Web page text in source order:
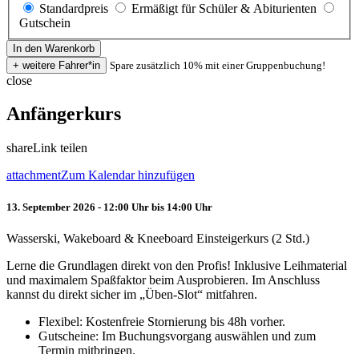
Standardpreis
Ermäßigt für Schüler & Abiturienten
Gutschein
Spare zusätzlich 10% mit einer Gruppenbuchung!
close
Anfängerkurs
shareLink teilen
attachmentZum Kalendar hinzufügen
13. September 2026 - 12:00 Uhr bis 14:00 Uhr
Wasserski, Wakeboard & Kneeboard Einsteigerkurs (2 Std.)
Lerne die Grundlagen direkt von den Profis! Inklusive Leihmaterial
und maximalem Spaßfaktor beim Ausprobieren. Im Anschluss
kannst du direkt sicher im „Üben-Slot“ mitfahren.
Flexibel: Kostenfreie Stornierung bis 48h vorher.
Gutscheine: Im Buchungsvorgang auswählen und zum
Termin mitbringen.